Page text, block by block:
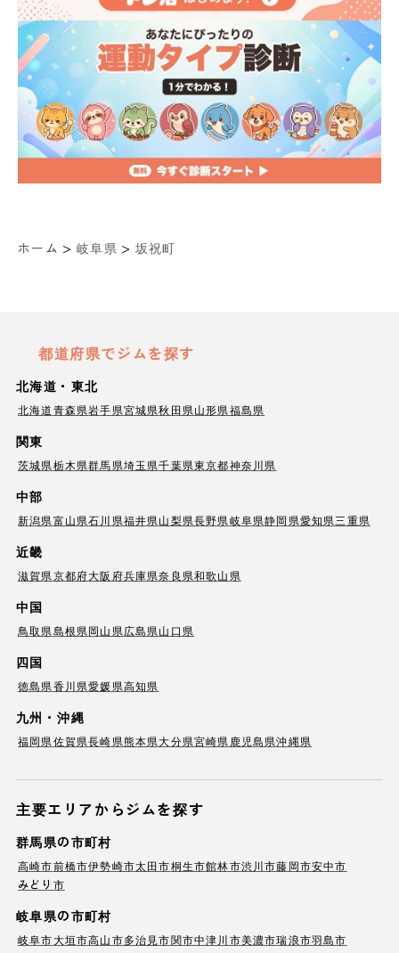
ホーム > 岐阜県 > 坂祝町
都道府県でジムを探す
北海道・東北
北海道青森県岩手県宮城県秋田県山形県福島県
関東
茨城県栃木県群馬県埼玉県千葉県東京都神奈川県
中部
新潟県富山県石川県福井県山梨県長野県岐阜県静岡県愛知県三重県
近畿
滋賀県京都府大阪府兵庫県奈良県和歌山県
中国
鳥取県島根県岡山県広島県山口県
四国
徳島県香川県愛媛県高知県
九州・沖縄
福岡県佐賀県長崎県熊本県大分県宮崎県 鹿児島県沖縄県
主要エリアからジムを探す
群馬県の市町村
高崎市前橋市伊勢崎市太田市桐生市館林市渋川市藤岡市安中市
みどり市
岐阜県の市町村
岐阜市大垣市高山市多治見市関市中津川市美濃市瑞浪市羽島市